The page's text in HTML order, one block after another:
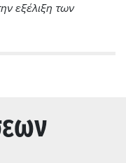
εξέλιξη των